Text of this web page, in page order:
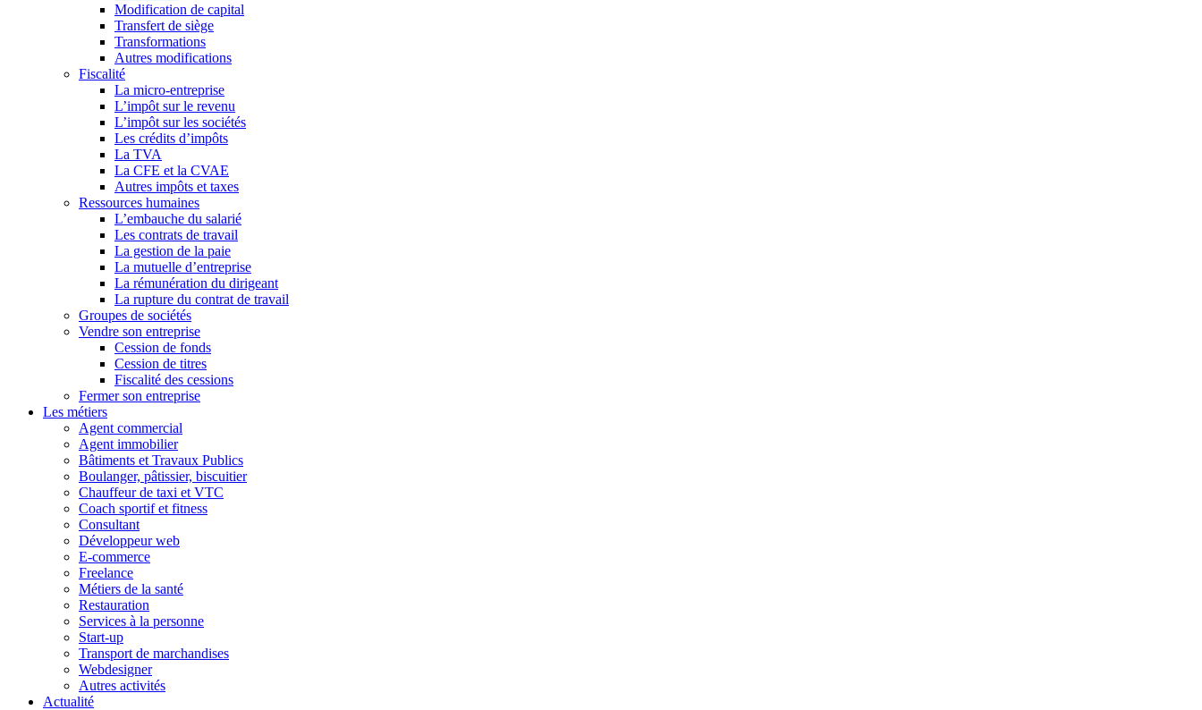
Modification de capital
Transfert de siège
Transformations
Autres modifications
Fiscalité
La micro-entreprise
L’impôt sur le revenu
L’impôt sur les sociétés
Les crédits d’impôts
La TVA
La CFE et la CVAE
Autres impôts et taxes
Ressources humaines
L’embauche du salarié
Les contrats de travail
La gestion de la paie
La mutuelle d’entreprise
La rémunération du dirigeant
La rupture du contrat de travail
Groupes de sociétés
Vendre son entreprise
Cession de fonds
Cession de titres
Fiscalité des cessions
Fermer son entreprise
Les métiers
Agent commercial
Agent immobilier
Bâtiments et Travaux Publics
Boulanger, pâtissier, biscuitier
Chauffeur de taxi et VTC
Coach sportif et fitness
Consultant
Développeur web
E-commerce
Freelance
Métiers de la santé
Restauration
Services à la personne
Start-up
Transport de marchandises
Webdesigner
Autres activités
Actualité